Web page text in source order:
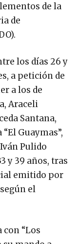
de la
de
los días 26 y
a petición de
a los de
Araceli
Santana,
Guaymas”,
Pulido
y 39 años, tras
emitido por
el
“Los